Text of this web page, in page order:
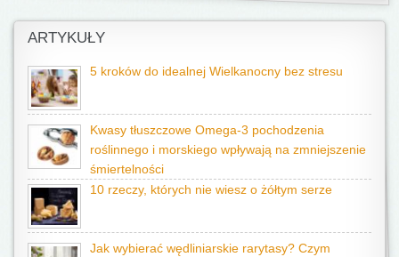
ARTYKUŁY
5 kroków do idealnej Wielkanocny bez stresu
Kwasy tłuszczowe Omega-3 pochodzenia
roślinnego i morskiego wpływają na zmniejszenie
śmiertelności
10 rzeczy, których nie wiesz o żółtym serze
Jak wybierać wędliniarskie rarytasy? Czym